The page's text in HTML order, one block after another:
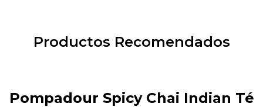
Productos Recomendados
Pompadour Spicy Chai Indian Té